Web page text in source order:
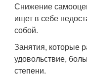
Снижение
ищет в себе
собой.
Занятия, которые
удовольствие,
степени.